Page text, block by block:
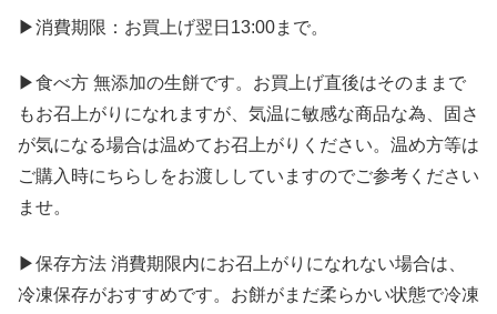
▶消費期限：お買上げ翌日13:00まで。
▶食べ方 無添加の生餅です。お買上げ直後はそのままで
もお召上がりになれますが、気温に敏感な商品な為、固さ
が気になる場合は温めてお召上がりください。温め方等は
ご購入時にちらしをお渡ししていますのでご参考ください
ませ。
▶保存方法 消費期限内にお召上がりになれない場合は、
冷凍保存がおすすめです。お餅がまだ柔らかい状態で冷凍